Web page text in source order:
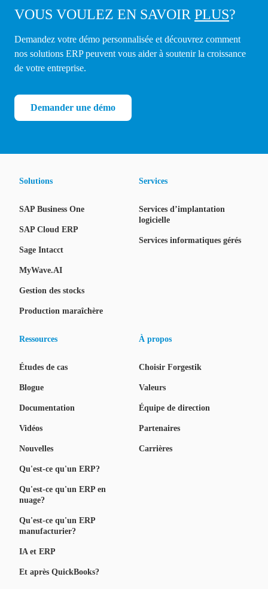
VOUS VOULEZ EN SAVOIR PLUS?
Demandez votre démo personnalisée et découvrez comment
nos solutions ERP peuvent vous aider à soutenir la croissance
de votre entreprise.
Demander une démo
Solutions
SAP Business One
SAP Cloud ERP
Sage Intacct
MyWave.AI
Gestion des stocks
Production maraîchère
Services
Services d’implantation
logicielle
Services informatiques gérés
Ressources
Études de cas
Blogue
Documentation
Vidéos
Nouvelles
Qu'est-ce qu'un ERP?
Qu'est-ce qu'un ERP en
nuage?
Qu'est-ce qu'un ERP
manufacturier?
IA et ERP
Et après QuickBooks?
À propos
Choisir Forgestik
Valeurs
Équipe de direction
Partenaires
Carrières